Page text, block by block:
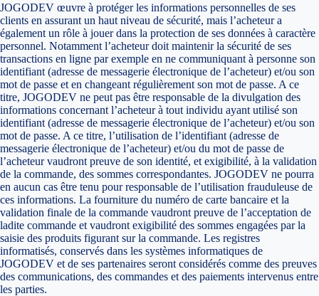
JOGODEV œuvre à protéger les informations personnelles de ses
clients en assurant un haut niveau de sécurité, mais l’acheteur a
également un rôle à jouer dans la protection de ses données à caractère
personnel. Notamment l’acheteur doit maintenir la sécurité de ses
transactions en ligne par exemple en ne communiquant à personne son
identifiant (adresse de messagerie électronique de l’acheteur) et/ou son
mot de passe et en changeant régulièrement son mot de passe. A ce
titre, JOGODEV ne peut pas être responsable de la divulgation des
informations concernant l’acheteur à tout individu ayant utilisé son
identifiant (adresse de messagerie électronique de l’acheteur) et/ou son
mot de passe. A ce titre, l’utilisation de l’identifiant (adresse de
messagerie électronique de l’acheteur) et/ou du mot de passe de
l’acheteur vaudront preuve de son identité, et exigibilité, à la validation
de la commande, des sommes correspondantes. JOGODEV ne pourra
en aucun cas être tenu pour responsable de l’utilisation frauduleuse de
ces informations. La fourniture du numéro de carte bancaire et la
validation finale de la commande vaudront preuve de l’acceptation de
ladite commande et vaudront exigibilité des sommes engagées par la
saisie des produits figurant sur la commande. Les registres
informatisés, conservés dans les systèmes informatiques de
JOGODEV et de ses partenaires seront considérés comme des preuves
des communications, des commandes et des paiements intervenus entre
les parties.